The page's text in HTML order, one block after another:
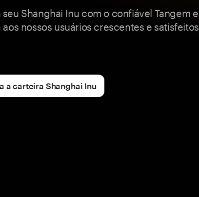
seu Shanghai Inu com o confiável Tangem e
nossos usuários crescentes e satisfeitos.
a carteira Shanghai Inu